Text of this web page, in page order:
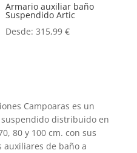
Armario auxiliar baño
Suspendido Artic
Desde:315,99€
Campoaras es un
distribuido en
80 y 100 cm. con sus
de baño a